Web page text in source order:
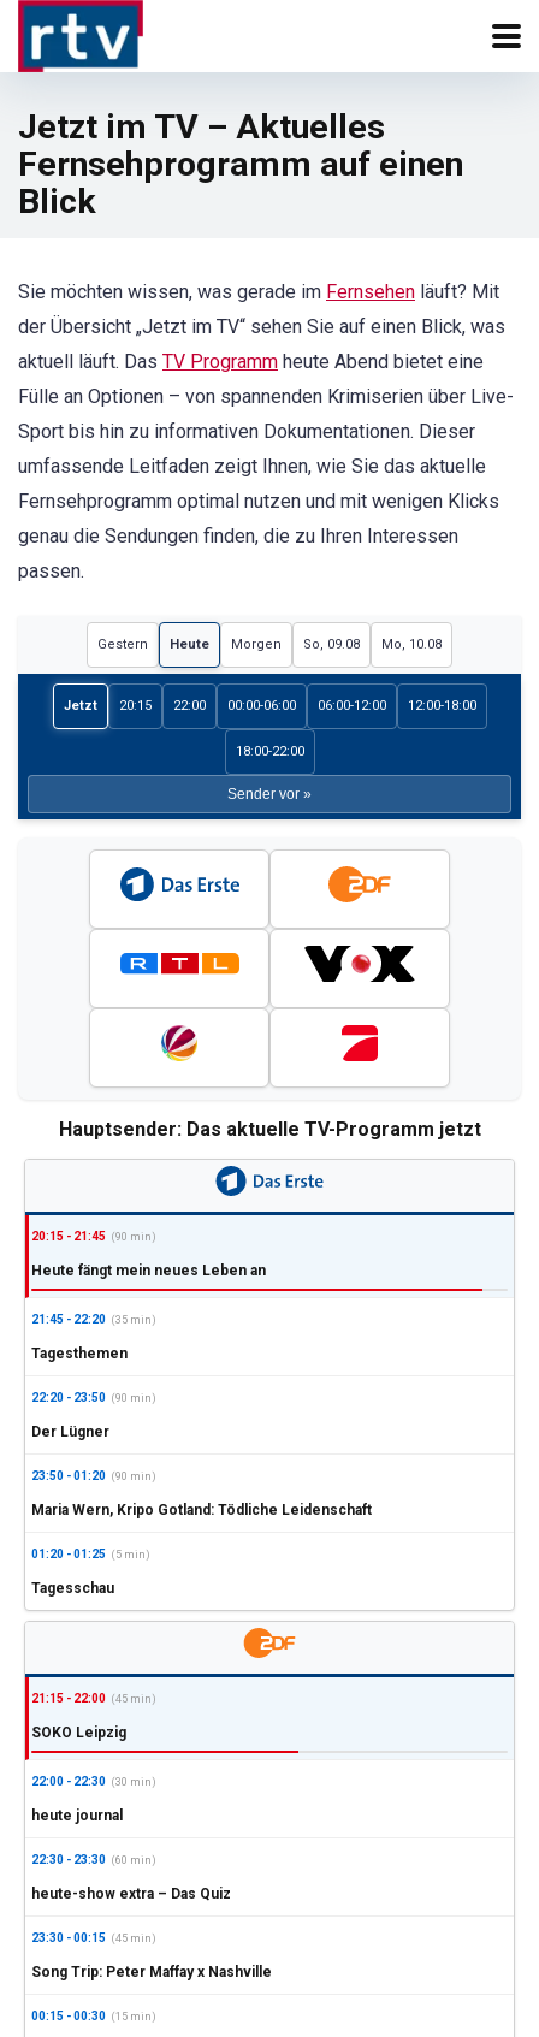
Jetzt im TV – Aktuelles
Fernsehprogramm auf einen
Blick
Sie möchten wissen, was gerade im Fernsehen läuft? Mit
der Übersicht „Jetzt im TV“ sehen Sie auf einen Blick, was
aktuell läuft. Das TV Programm heute Abend bietet eine
Fülle an Optionen – von spannenden Krimiserien über Live-
Sport bis hin zu informativen Dokumentationen. Dieser
umfassende Leitfaden zeigt Ihnen, wie Sie das aktuelle
Fernsehprogramm optimal nutzen und mit wenigen Klicks
genau die Sendungen finden, die zu Ihren Interessen
passen.
Gestern Heute Morgen So, 09.08 Mo, 10.08
Jetzt 20:15 22:00 00:00-06:00 06:00-12:00 12:00-18:00
18:00-22:00
Sender vor »
Hauptsender: Das aktuelle TV-Programm jetzt
20:15 - 21:45 (90 min)
Heute fängt mein neues Leben an
21:45 - 22:20 (35 min)
Tagesthemen
22:20 - 23:50 (90 min)
Der Lügner
23:50 - 01:20 (90 min)
Maria Wern, Kripo Gotland: Tödliche Leidenschaft
01:20 - 01:25 (5 min)
Tagesschau
21:15 - 22:00 (45 min)
SOKO Leipzig
22:00 - 22:30 (30 min)
heute journal
22:30 - 23:30 (60 min)
heute-show extra – Das Quiz
23:30 - 00:15 (45 min)
Song Trip: Peter Maffay x Nashville
00:15 - 00:30 (15 min)